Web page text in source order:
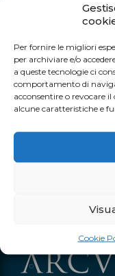
Per fornire le migliori
per archiviare e/o
a queste tecnologie ci
comportamento di
acconsentire o revocare
alcune caratteristiche e
Cookie
Autostrada A19
Tel. +39 0935 950040
ORARI DI
Siamo aperti
20:00 Sabato e
Dal 4 al 12 luglio